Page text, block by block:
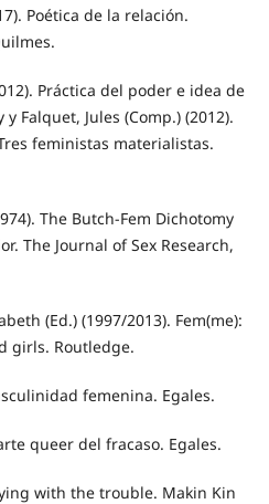
Poética de la relación.
Práctica del poder e idea de
Falquet, Jules (Comp.) (2012).
feministas materialistas.
The Butch-Fem Dichotomy
The Journal of Sex Research,
(Ed.) (1997/2013). Fem(me):
girls. Routledge.
femenina. Egales.
queer del fracaso. Egales.
with the trouble. Makin Kin